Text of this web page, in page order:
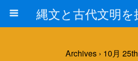
Archives › 10月